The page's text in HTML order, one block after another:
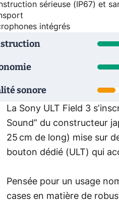
sérieuse (IP67) et
intégrés
sonore
La Sony ULT Field 3
Sound” du constructeur
25 cm de long) mise sur
bouton dédié (ULT) qui
Pensée pour un usage
cases en matière de